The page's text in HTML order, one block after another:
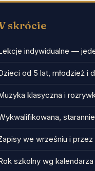
skrócie
indywidualne —
od 5 lat, młodzież i
klasyczna i
we wrześniu i przez
szkolny wg